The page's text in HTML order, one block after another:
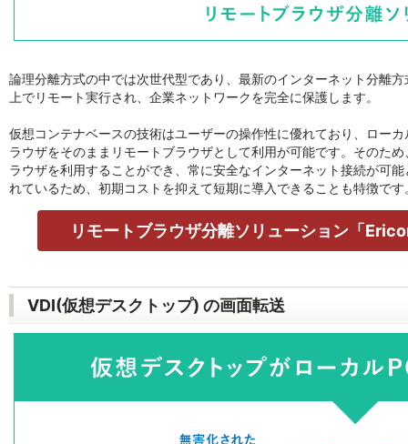
論理分離方式の中では次世代型であり、最新のインターネット分離
上でリモート実行され、企業ネットワークを完全に保護します。
仮想コンテナベースの技術はユーザーの操作性に優れており、ロー
ラウザをそのままリモートブラウザとして利用が可能です。そのた
ラウザを利用することができ、常に安全なインターネット接続が可
れているため、初期コストを抑えて短期に導入できることも特徴です
リモートブラウザ分離ソリューション「
VDI(仮想デスクトップ) の画面転送